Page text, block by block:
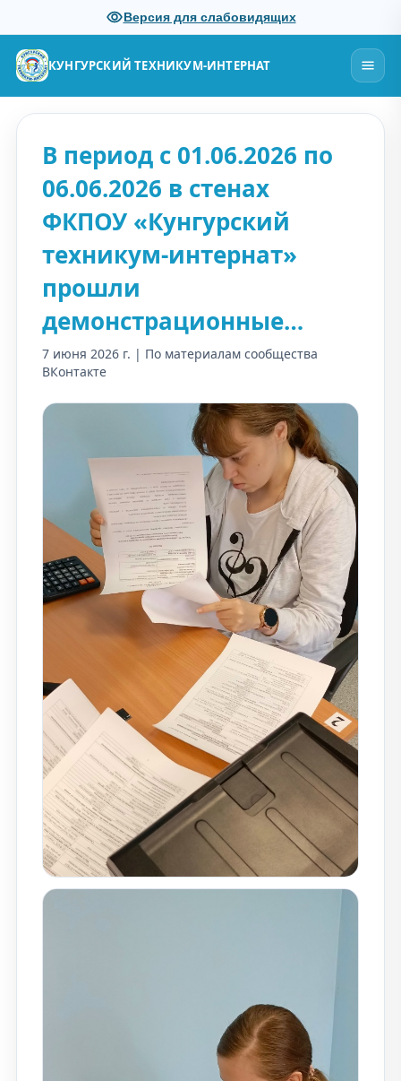
Версия для слабовидящих
КУНГУРСКИЙ ТЕХНИКУМ-ИНТЕРНАТ
В период с 01.06.2026 по
06.06.2026 в стенах
ФКПОУ «Кунгурский
техникум-интернат»
прошли
демонстрационные…
7 июня 2026 г. | По материалам сообщества
ВКонтакте